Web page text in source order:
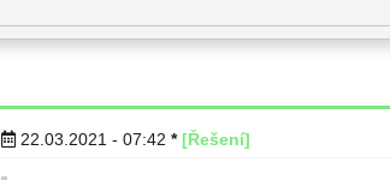
22.03.2021 - 07:42 * [Řešení]